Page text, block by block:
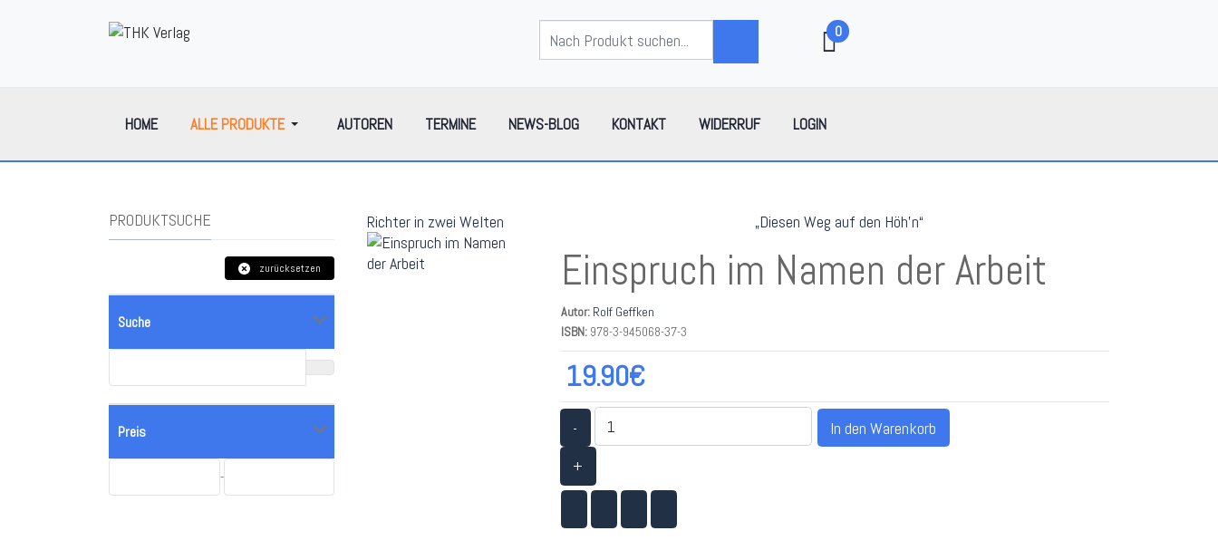
0
HOME ALLE PRODUKTE AUTOREN TERMINE NEWS-BLOG KONTAKT WIDERRUF LOGIN
Richter in zwei Welten „Diesen Weg auf den Höh’n“
Einspruch im Namen der Arbeit
Autor: Rolf Geffken
ISBN: 978-3-945068-37-3
19.90€
-
+
In den Warenkorb
PRODUKTSUCHE
zurücksetzen
Suche
Preis
-